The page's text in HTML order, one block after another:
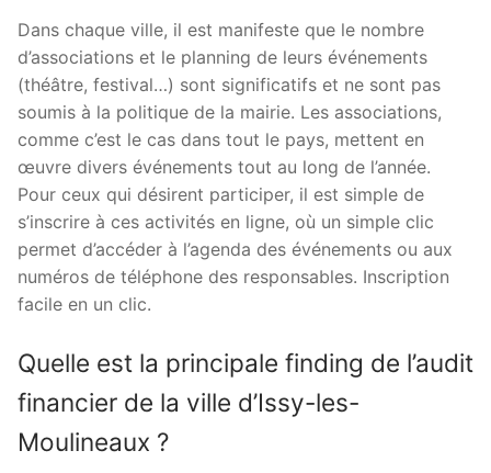
Dans chaque ville, il est manifeste que le nombre
d’associations et le planning de leurs événements
(théâtre, festival…) sont significatifs et ne sont pas
soumis à la politique de la mairie. Les associations,
comme c’est le cas dans tout le pays, mettent en
œuvre divers événements tout au long de l’année.
Pour ceux qui désirent participer, il est simple de
s’inscrire à ces activités en ligne, où un simple clic
permet d’accéder à l’agenda des événements ou aux
numéros de téléphone des responsables. Inscription
facile en un clic.
Quelle est la principale finding de l’audit
financier de la ville d’Issy-les-
Moulineaux ?